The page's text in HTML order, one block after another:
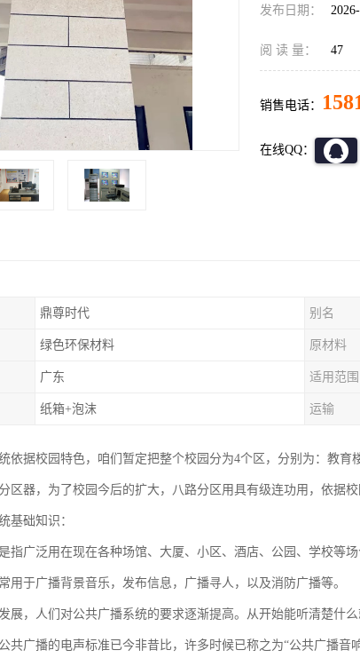
发布日期：
阅 读 量： 47
销售电话：
在线QQ：
鼎尊时代 别名
绿色环保材料 原材料
广东 适用范围
纸箱+泡沫 运输
依据校园特色，咱们暂定把整个校园分为4个区，分别为：教
区器，为了校园今后的扩大，八路分区用具有级连功用，依据校
基础知识：
指广泛用在现在各种场馆、大厦、小区、酒店、公园、学校等
用于广播背景音乐，发布信息，广播寻人，以及消防广播等。
展，人们对公共广播系统的要求逐渐提高。从开始能听清楚什
共广播的电声标准已今非昔比，许多时候已称之为“公共广播